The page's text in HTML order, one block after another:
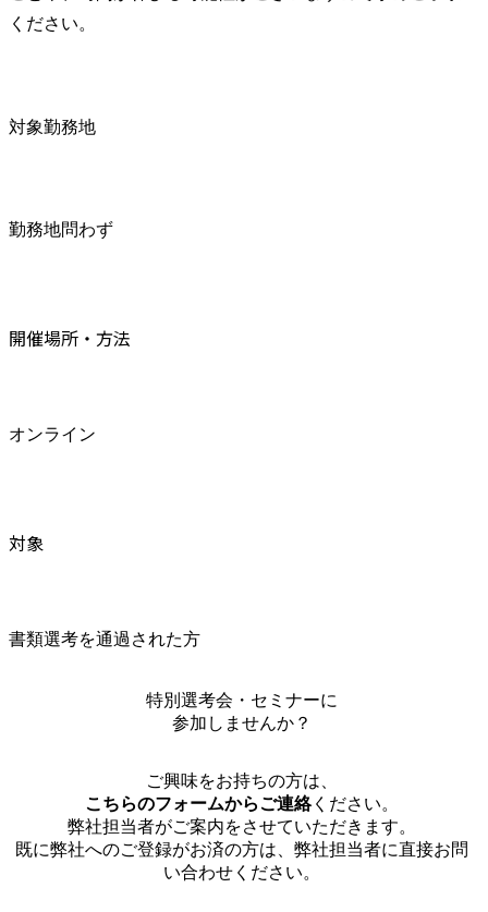
ください。
対象勤務地
勤務地問わず
開催場所・方法
オンライン
対象
書類選考を通過された方
特別選考会・セミナーに
参加しませんか？
ご興味をお持ちの方は、
こちらのフォームからご連絡ください。
弊社担当者がご案内をさせていただきます。
既に弊社へのご登録がお済の方は、弊社担当者に直接お問
い合わせください。